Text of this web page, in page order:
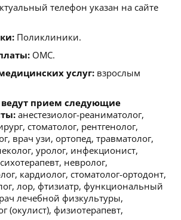
телефон указан на сайте
Поликлиники.
ОМС.
услуг: взрослым
прием следующие
анестезиолог-реаниматолог,
стоматолог, рентгенолог,
врач узи, ортопед, травматолог,
уролог, инфекционист,
невролог,
кардиолог, стоматолог-ортодонт,
лор, фтизиатр, функциональный
лечебной физкультуры,
(окулист), физиотерапевт,